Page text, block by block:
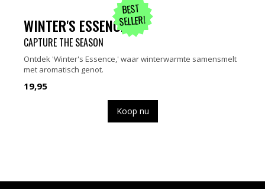
BEST
SELLER!
WINTER'S ESSENCE
CAPTURE THE SEASON
Ontdek 'Winter's Essence,' waar winterwarmte samensmelt
met aromatisch genot.
19,95
Koop nu